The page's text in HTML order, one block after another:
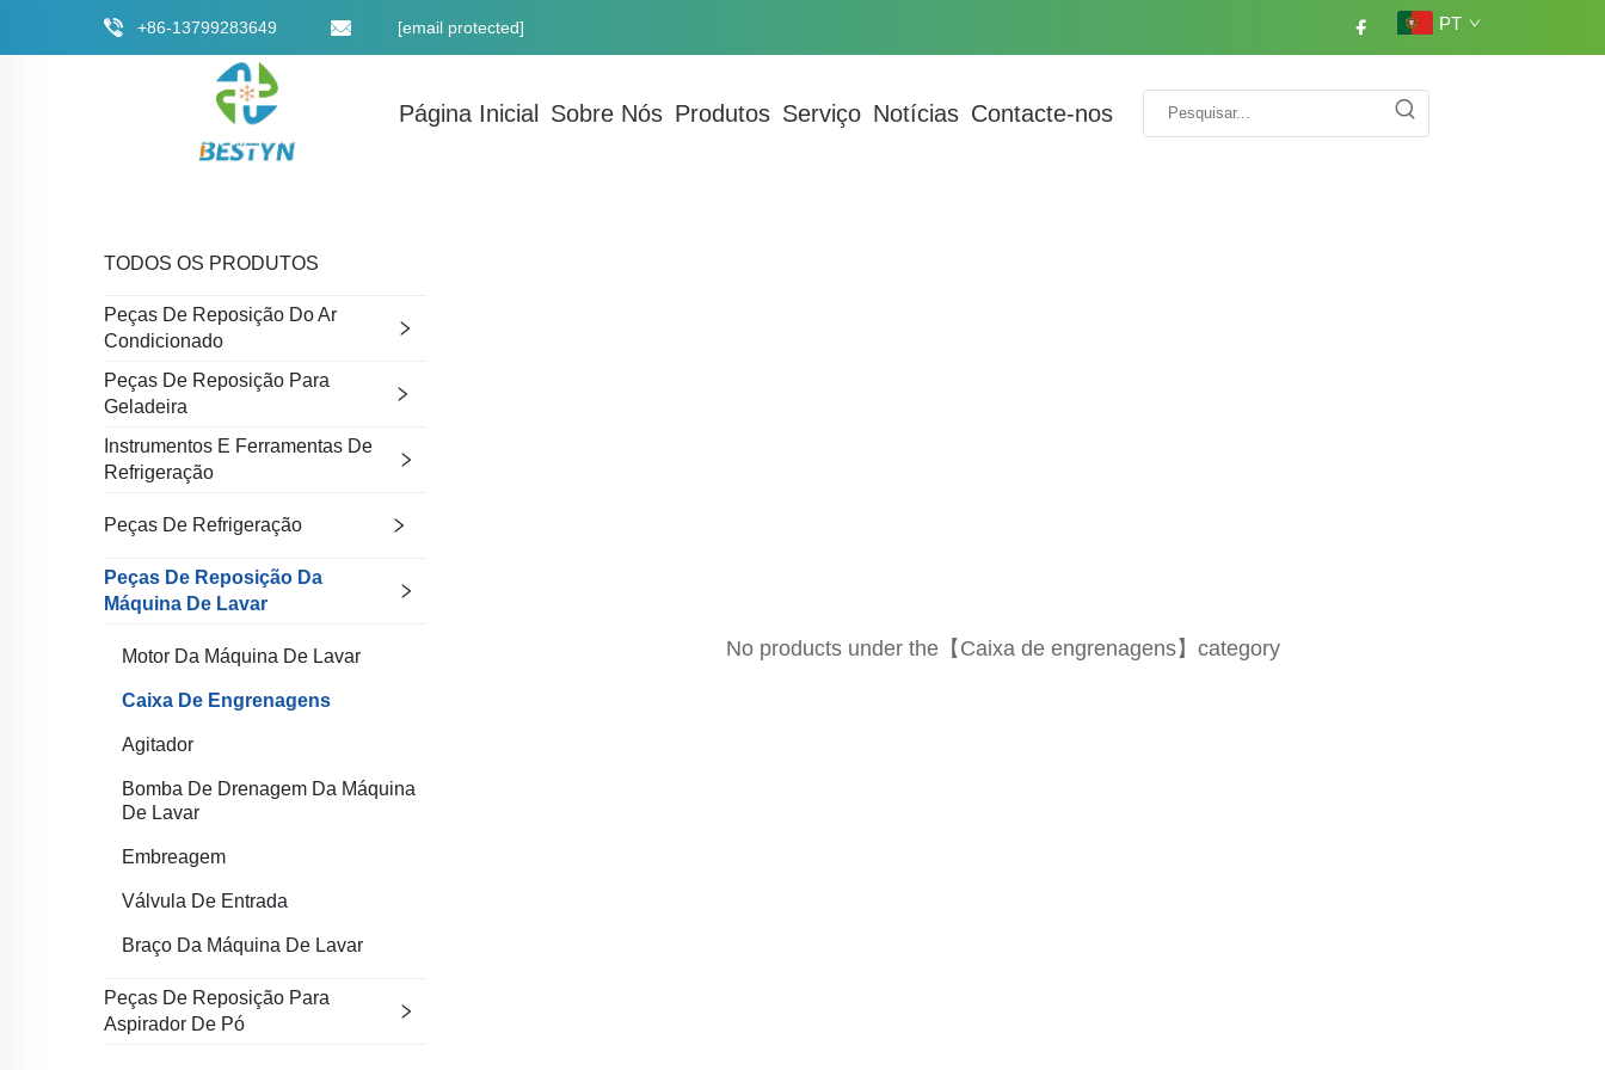
+86-13799283649 [email protected] PT
Página Inicial Sobre Nós Produtos Serviço Notícias Contacte-nos
TODOS OS PRODUTOS
Peças De Reposição Do Ar
Condicionado
Peças De Reposição Para
Geladeira
Instrumentos E Ferramentas De
Refrigeração
Peças De Refrigeração
Peças De Reposição Da
Máquina De Lavar
Motor Da Máquina De Lavar
Caixa De Engrenagens
Agitador
Bomba De Drenagem Da Máquina
De Lavar
Embreagem
Válvula De Entrada
Braço Da Máquina De Lavar
Peças De Reposição Para
Aspirador De Pó
No products under the【Caixa de engrenagens】category